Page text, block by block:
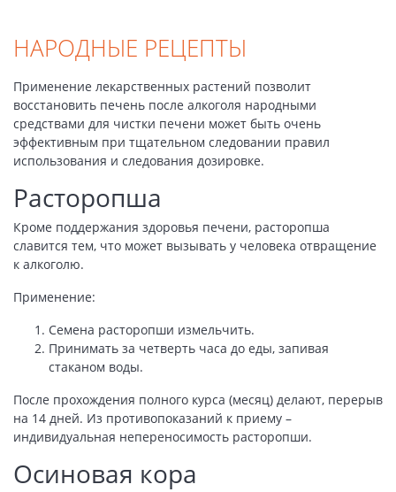
НАРОДНЫЕ РЕЦЕПТЫ
Применение лекарственных растений позволит
восстановить печень после алкоголя народными
средствами для чистки печени может быть очень
эффективным при тщательном следовании правил
использования и следования дозировке.
Расторопша
Кроме поддержания здоровья печени, расторопша
славится тем, что может вызывать у человека отвращение
к алкоголю.
Применение:
Семена расторопши измельчить.
Принимать за четверть часа до еды, запивая
стаканом воды.
После прохождения полного курса (месяц) делают, перерыв
на 14 дней. Из противопоказаний к приему –
индивидуальная непереносимость расторопши.
Осиновая кора